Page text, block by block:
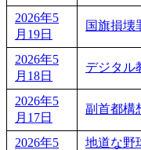
2026年5
月19日
国旗損
2026年5
月18日
デジタ
2026年5
月17日
副首都構
2026年5
地道な野